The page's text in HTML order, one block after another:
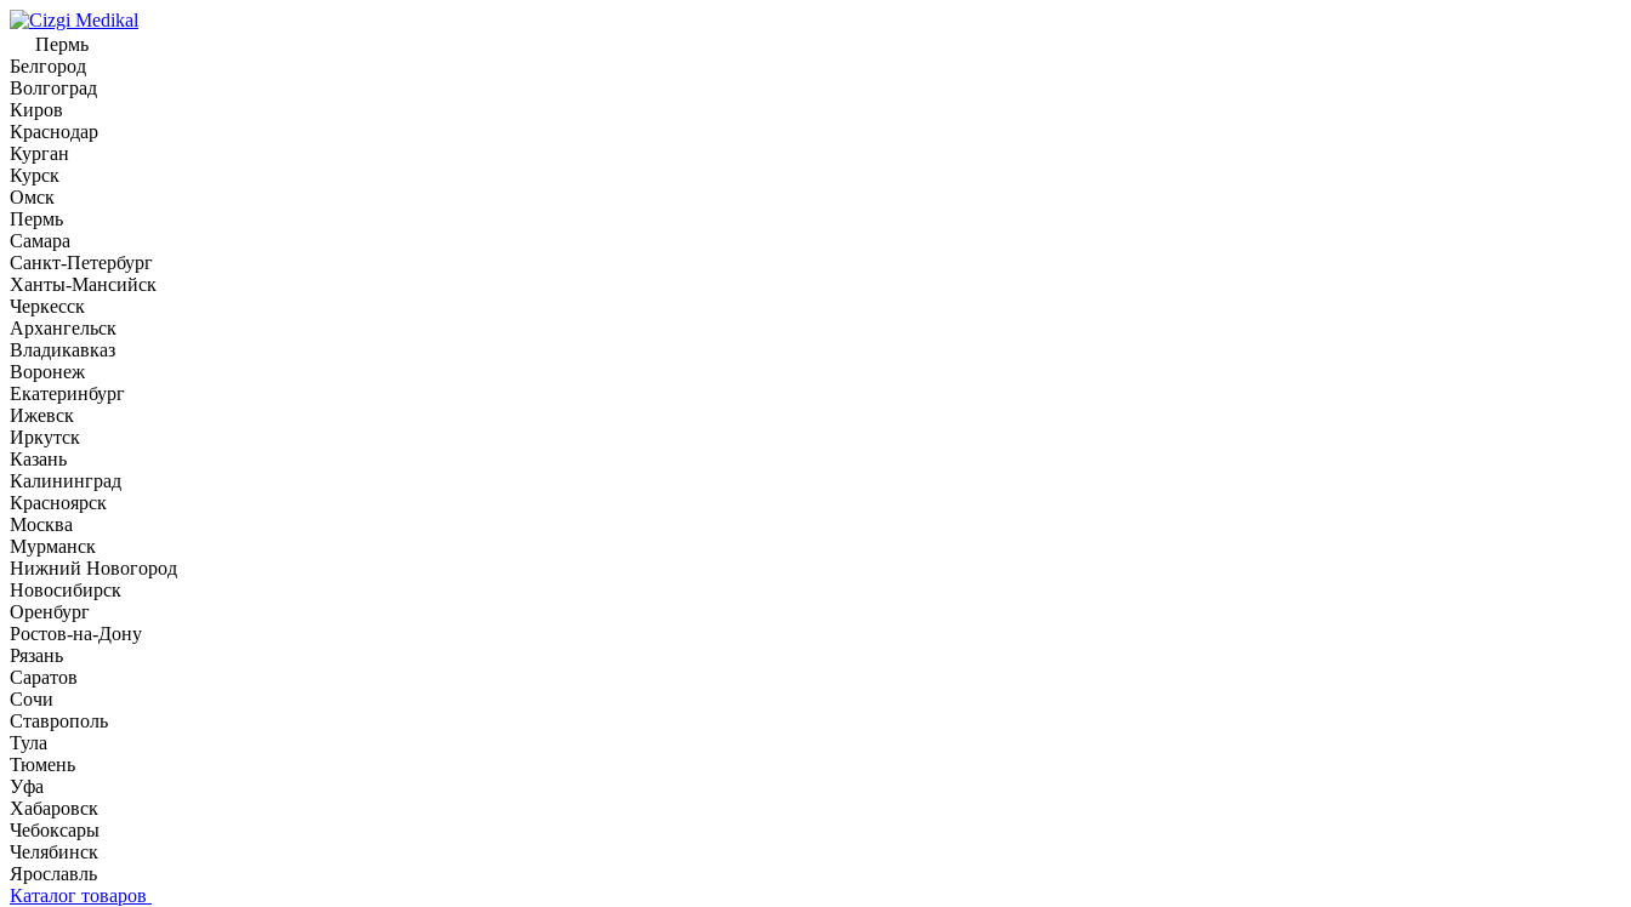
Пермь
Белгород
Волгоград
Киров
Краснодар
Курган
Курск
Омск
Пермь
Самара
Санкт-Петербург
Ханты-Мансийск
Черкесск
Архангельск
Владикавказ
Воронеж
Екатеринбург
Ижевск
Иркутск
Казань
Калининград
Красноярск
Москва
Мурманск
Нижний Новогород
Новосибирск
Оренбург
Ростов-на-Дону
Рязань
Саратов
Сочи
Ставрополь
Тула
Тюмень
Уфа
Хабаровск
Чебоксары
Челябинск
Ярославль
Каталог товаров